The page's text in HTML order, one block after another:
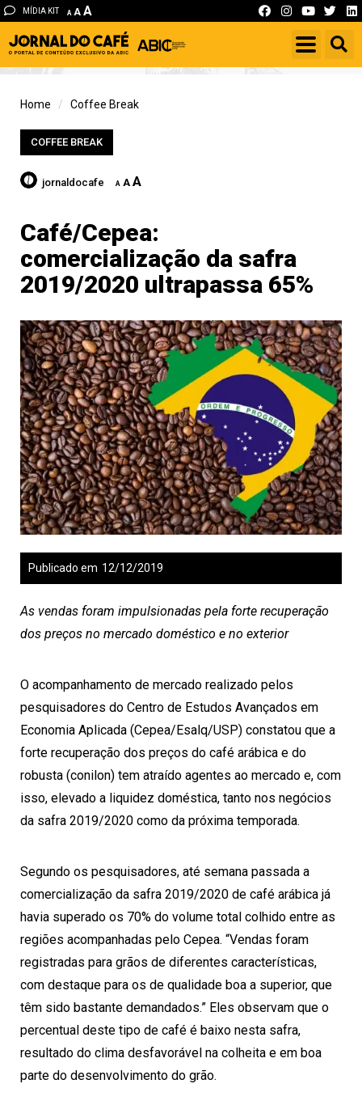
MÍDIA KIT A A A
Home Coffee Break
COFFEE BREAK
jornaldocafe A A A
Café/Cepea:
comercialização da safra
2019/2020 ultrapassa 65%
12/12/2019
Publicado em
As vendas foram impulsionadas pela forte recuperação
dos preços no mercado doméstico e no exterior
O acompanhamento de mercado realizado pelos
pesquisadores do Centro de Estudos Avançados em
Economia Aplicada (Cepea/Esalq/USP) constatou que a
forte recuperação dos preços do café arábica e do
robusta (conilon) tem atraído agentes ao mercado e, com
isso, elevado a liquidez doméstica, tanto nos negócios
da safra 2019/2020 como da próxima temporada.
Segundo os pesquisadores, até semana passada a
comercialização da safra 2019/2020 de café arábica já
havia superado os 70% do volume total colhido entre as
regiões acompanhadas pelo Cepea. “Vendas foram
registradas para grãos de diferentes características,
com destaque para os de qualidade boa a superior, que
têm sido bastante demandados.” Eles observam que o
percentual deste tipo de café é baixo nesta safra,
resultado do clima desfavorável na colheita e em boa
parte do desenvolvimento do grão.